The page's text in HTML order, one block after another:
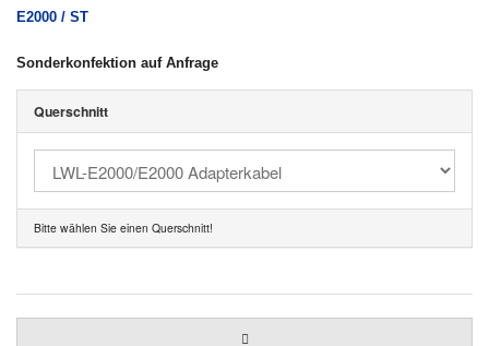
E2000 / ST
Sonderkonfektion auf Anfrage
Querschnitt
Bitte wählen Sie einen Querschnitt!